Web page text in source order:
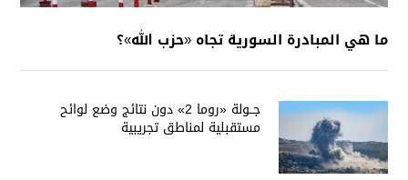
ما هي المبادرة السورية تجاه «حزب الله»؟
جــولة «روما 2» دون نتائج وضع لوائح
مستقبلية لمناطق تجريبية